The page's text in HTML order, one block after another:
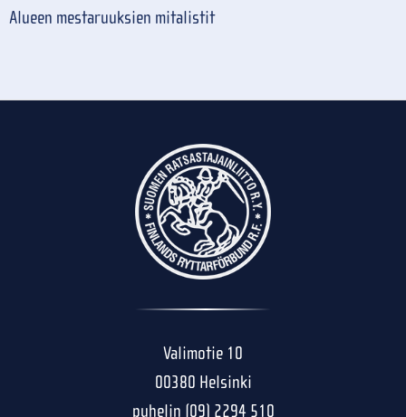
Alueen mestaruuksien mitalistit
Valimotie 10
00380 Helsinki
puhelin (09) 2294 510